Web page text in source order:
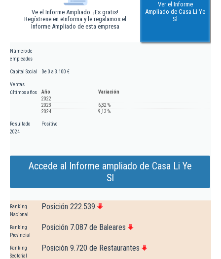
Ve el Informe Ampliado. ¡Es gratis!
Regístrese en eInforma y le regalamos el
Informe Ampliado de esta empresa
Ver el Informe
Ampliado de Casa Li Ye
Sl
Número de
empleados
Capital Social De 0 a 3.100 €
Ventas
últimos años
Año
Variación
2022
2023
6,32 %
2024
9,13 %
Resultado
2024
Positivo
Accede al Informe ampliado de Casa Li Ye
Sl
Ranking
Nacional
Posición 222.539
Ranking
Provincial
Posición 7.087 de Baleares
Ranking
Sectorial
Posición 9.720 de Restaurantes